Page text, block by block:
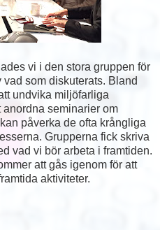
vi i den stora gruppen för
som diskuterats. Bland
undvika miljöfarliga
seminarier om
påverka de ofta krångliga
Grupperna fick skriva
vad vi bör arbeta i framtiden.
att gås igenom för att
aktiviteter.